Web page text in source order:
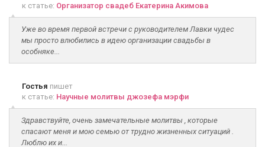
к статье: Организатор свадеб Екатерина Акимова
Уже во время первой встречи с руководителем Лавки чудес
мы просто влюбились в идею организации свадьбы в
особняке...
Гостья пишет
к статье: Научные молитвы джозефа мэрфи
Здравствуйте, очень замечательные молитвы , которые
спасают меня и мою семью от трудно жизненных ситуаций .
Люблю их и...